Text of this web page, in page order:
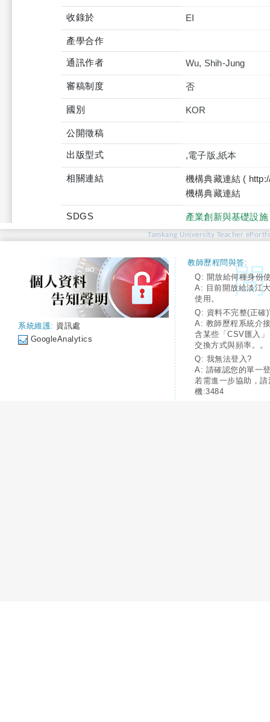
收錄於
產學合作
通訊作者 Wu, Shih-Jung
審稿制度 否
國別 KOR
公開徵稿
出版型式 ,電子版,紙本
相關連結
機構典藏連結 (
機構典藏連結
SDGS 產業創新與基礎設施
Tamkang University Teacher
系統維護: 資訊處
GoogleAnalytics
教師歷程問與答:
Q: 開放給何種身份
A: 目前開放給淡江
使用。
Q: 資料不完整(正確
A: 教師歷程系統介
含某些「CSV匯入
交換方式與頻率。。
Q: 我無法登入?
A: 請確認您的單一
若需進一步協助，
機:3484